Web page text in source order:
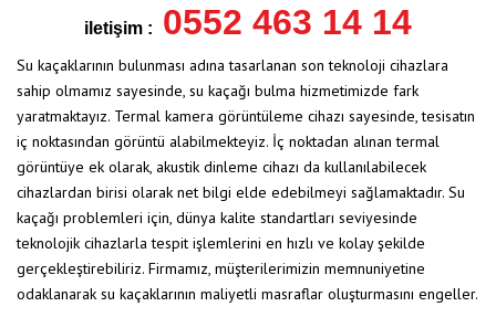
iletişim : 0552 463 14 14
Su kaçaklarının bulunması adına tasarlanan son teknoloji cihazlara
sahip olmamız sayesinde, su kaçağı bulma hizmetimizde fark
yaratmaktayız. Termal kamera görüntüleme cihazı sayesinde, tesisatın
iç noktasından görüntü alabilmekteyiz. İç noktadan alınan termal
görüntüye ek olarak, akustik dinleme cihazı da kullanılabilecek
cihazlardan birisi olarak net bilgi elde edebilmeyi sağlamaktadır. Su
kaçağı problemleri için, dünya kalite standartları seviyesinde
teknolojik cihazlarla tespit işlemlerini en hızlı ve kolay şekilde
gerçekleştirebiliriz. Firmamız, müşterilerimizin memnuniyetine
odaklanarak su kaçaklarının maliyetli masraflar oluşturmasını engeller.